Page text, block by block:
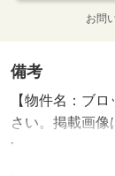
お問
備考
【物件名：ブ
さい。掲載画像
内装等は現状を
契約時、礼金